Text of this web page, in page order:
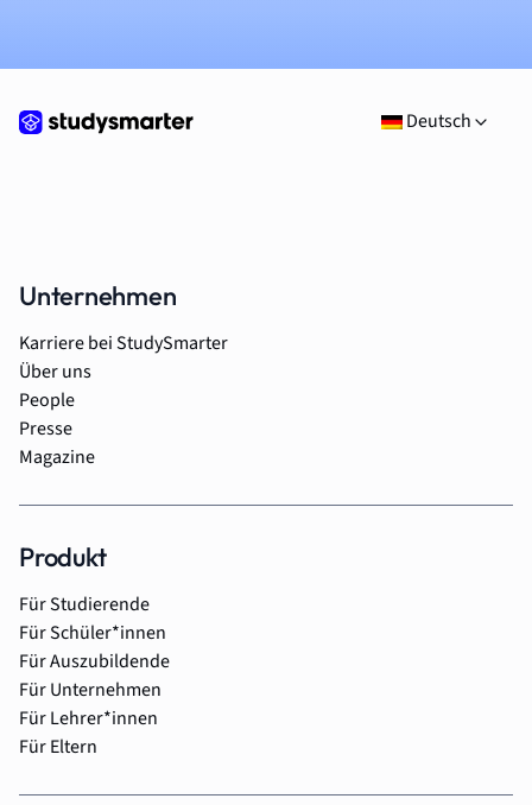
Deutsch
Unternehmen
Karriere bei StudySmarter
Über uns
People
Presse
Magazine
Produkt
Für Studierende
Für Schüler*innen
Für Auszubildende
Für Unternehmen
Für Lehrer*innen
Für Eltern